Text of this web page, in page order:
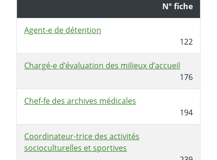
N° fiche
Agent-e de détention
122
Chargé-e d’évaluation des milieux d’accueil
176
Chef-fe des archives médicales
194
Coordinateur-trice des activités
socioculturelles et sportives